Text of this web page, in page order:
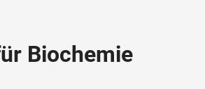
Biochemie